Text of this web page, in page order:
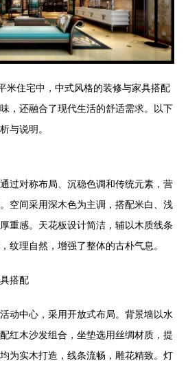
米住宅中，中式风格的装修与家具搭配
，还融合了现代生活的舒适需求。以下
与说明。
过对称布局、沉稳色调和传统元素，营
空间采用深木色为主调，搭配米白、浅
重感。天花板设计简洁，辅以木质线条
纹理自然，增强了整体的古朴气息。
搭配
动中心，采用开放式布局。背景墙以水
红木沙发组合，坐垫选用丝绸材质，提
为实木打造，线条流畅，雕花精致。灯